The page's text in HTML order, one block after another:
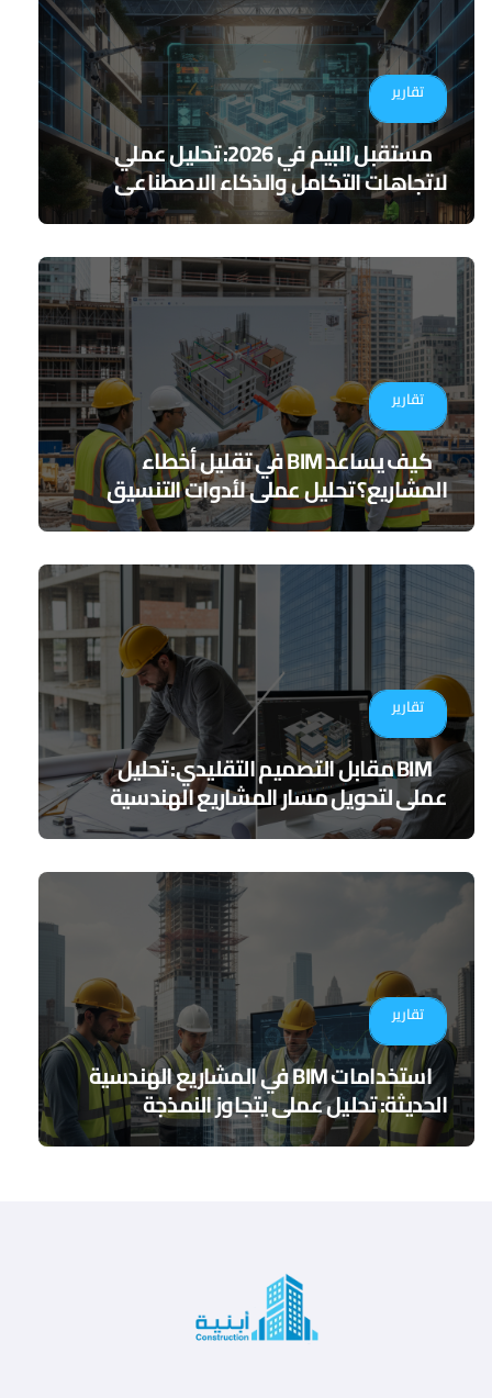
تقارير
مستقبل البيم في 2026: تحليل عملي
لاتجاهات التكامل والذكاء الاصطناعي
تقارير
كيف يساعد BIM في تقليل أخطاء
المشاريع؟ تحليل عملي لأدوات التنسيق
الرقمي
تقارير
BIM مقابل التصميم التقليدي: تحليل
عملي لتحويل مسار المشاريع الهندسية
تقارير
استخدامات BIM في المشاريع الهندسية
الحديثة: تحليل عملي يتجاوز النمذجة